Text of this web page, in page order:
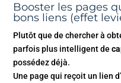
Booster les pages
bons liens (effet
Plutôt que de chercher à
parfois plus intelligent de
possédez déjà.
Une page qui reçoit un lien